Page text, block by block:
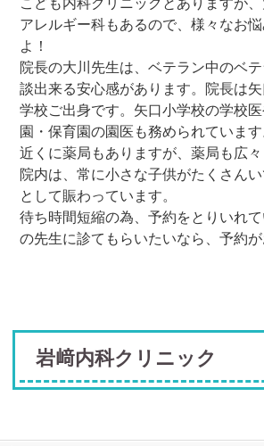
アレルギー科もあるので、様々なお
よ！
院長の大川先生は、ベテラン中のベ
談出来る安心感があります。院長は
学校ご出身です。矢口小学校の学校
園・保育園の園医も務められています
近くに薬局もありますが、薬局も広々
院内は、常に小さな子供がたくさん
として賑わっています。
待ち時間短縮の為、予約をとりいれ
の先生に診てもらいたいなら、予約が
岩﨑内科クリニック